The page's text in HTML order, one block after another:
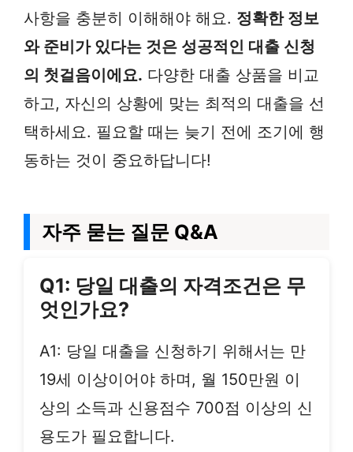
사항을 충분히 이해해야 해요. 정확한 정보
와 준비가 있다는 것은 성공적인 대출 신청
의 첫걸음이에요. 다양한 대출 상품을 비교
하고, 자신의 상황에 맞는 최적의 대출을 선
택하세요. 필요할 때는 늦기 전에 조기에 행
동하는 것이 중요하답니다!
자주 묻는 질문 Q&A
Q1: 당일 대출의 자격조건은 무
엇인가요?
A1: 당일 대출을 신청하기 위해서는 만
19세 이상이어야 하며, 월 150만원 이
상의 소득과 신용점수 700점 이상의 신
용도가 필요합니다.